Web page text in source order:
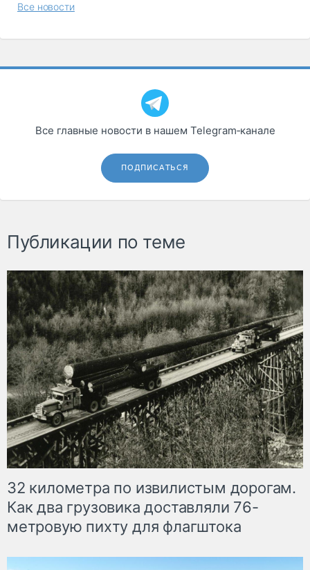
Все новости
Все главные новости в нашем Telegram‑канале
ПОДПИСАТЬСЯ
Публикации по теме
32 километра по извилистым дорогам.
Как два грузовика доставляли 76-
метровую пихту для флагштока